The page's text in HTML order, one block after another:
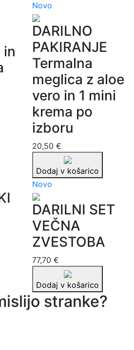
in
Novo
DARILNO
PAKIRANJE
Termalna
meglica z aloe
vero in 1 mini
krema po
izboru
20,50 €
Dodaj v košarico
Novo
DARILNI SET
VEČNA
ZVESTOBA
77,70 €
Dodaj v košarico
stranke?